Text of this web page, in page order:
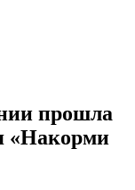
прошла
«Накорми